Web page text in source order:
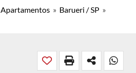
Apartamentos » Barueri / SP »